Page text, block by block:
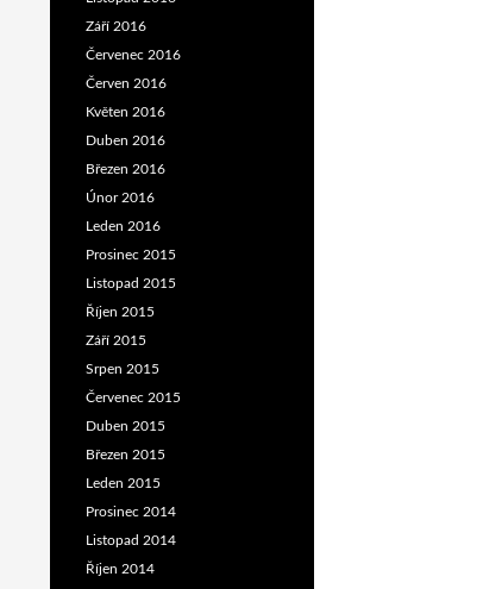
Září 2016
Červenec 2016
Červen 2016
Květen 2016
Duben 2016
Březen 2016
Únor 2016
Leden 2016
Prosinec 2015
Listopad 2015
Říjen 2015
Září 2015
Srpen 2015
Červenec 2015
Duben 2015
Březen 2015
Leden 2015
Prosinec 2014
Listopad 2014
Říjen 2014